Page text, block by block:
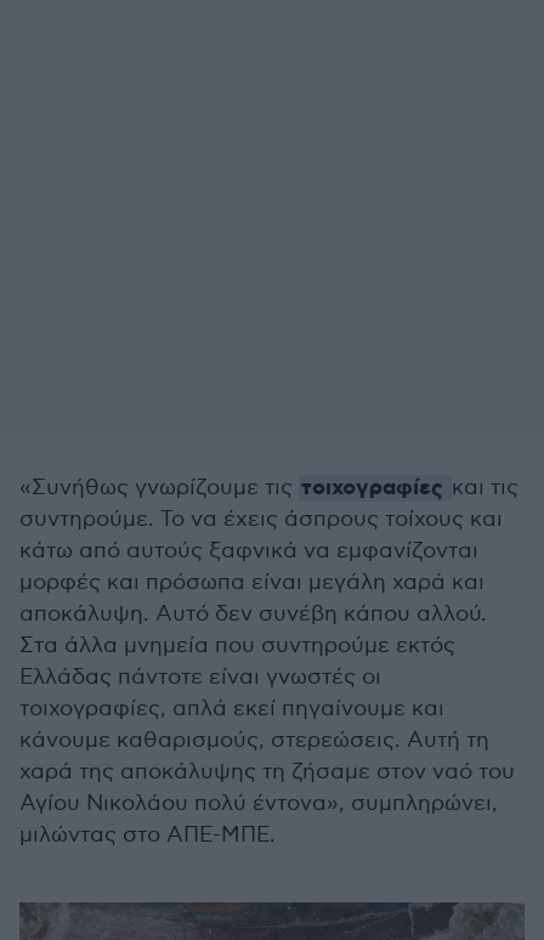
«Συνήθως γνωρίζουμε τις τοιχογραφίες και τις
συντηρούμε. Το να έχεις άσπρους τοίχους και
κάτω από αυτούς ξαφνικά να εμφανίζονται
μορφές και πρόσωπα είναι μεγάλη χαρά και
αποκάλυψη. Αυτό δεν συνέβη κάπου αλλού.
Στα άλλα μνημεία που συντηρούμε εκτός
Ελλάδας πάντοτε είναι γνωστές οι
τοιχογραφίες, απλά εκεί πηγαίνουμε και
κάνουμε καθαρισμούς, στερεώσεις. Αυτή τη
χαρά της αποκάλυψης τη ζήσαμε στον ναό του
Αγίου Νικολάου πολύ έντονα», συμπληρώνει,
μιλώντας στο ΑΠΕ-ΜΠΕ.